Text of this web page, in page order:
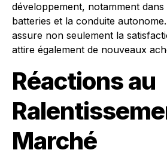
développement, notamment
batteries et la conduite
assure non seulement la
attire également de nouveaux
Réactions au
Marché